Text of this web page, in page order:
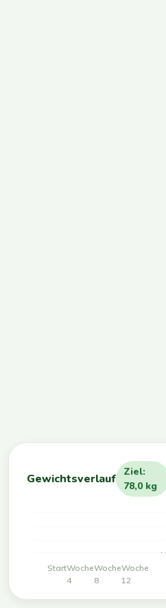
Gewichtsverlauf
Ziel:
78,0 kg
StartWoche
4
Woche
8
Woche
12